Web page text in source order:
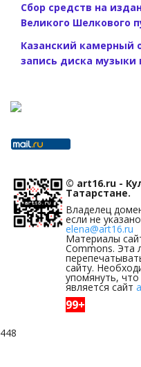
Сбор средств на
Великого Шелкового
Казанский камерный
запись диска музыки
© art16.ru -
Татарстане.
Владелец
если не
elena@art16.ru
Материалы
Commons. Эта
сайту.
упомянуть,
является сайт
99+
448